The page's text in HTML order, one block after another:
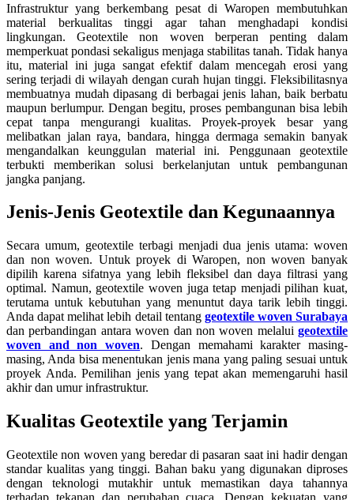
Infrastruktur yang berkembang pesat di Waropen membutuhkan
material berkualitas tinggi agar tahan menghadapi kondisi
lingkungan. Geotextile non woven berperan penting dalam
memperkuat pondasi sekaligus menjaga stabilitas tanah. Tidak hanya
itu, material ini juga sangat efektif dalam mencegah erosi yang
sering terjadi di wilayah dengan curah hujan tinggi. Fleksibilitasnya
membuatnya mudah dipasang di berbagai jenis lahan, baik berbatu
maupun berlumpur. Dengan begitu, proses pembangunan bisa lebih
cepat tanpa mengurangi kualitas. Proyek-proyek besar yang
melibatkan jalan raya, bandara, hingga dermaga semakin banyak
mengandalkan keunggulan material ini. Penggunaan geotextile
terbukti memberikan solusi berkelanjutan untuk pembangunan
jangka panjang.
Jenis-Jenis Geotextile dan Kegunaannya
Secara umum, geotextile terbagi menjadi dua jenis utama: woven
dan non woven. Untuk proyek di Waropen, non woven banyak
dipilih karena sifatnya yang lebih fleksibel dan daya filtrasi yang
optimal. Namun, geotextile woven juga tetap menjadi pilihan kuat,
terutama untuk kebutuhan yang menuntut daya tarik lebih tinggi.
Anda dapat melihat lebih detail tentang geotextile woven Surabaya
dan perbandingan antara woven dan non woven melalui geotextile
woven and non woven. Dengan memahami karakter masing-
masing, Anda bisa menentukan jenis mana yang paling sesuai untuk
proyek Anda. Pemilihan jenis yang tepat akan memengaruhi hasil
akhir dan umur infrastruktur.
Kualitas Geotextile yang Terjamin
Geotextile non woven yang beredar di pasaran saat ini hadir dengan
standar kualitas yang tinggi. Bahan baku yang digunakan diproses
dengan teknologi mutakhir untuk memastikan daya tahannya